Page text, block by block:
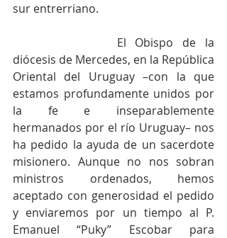
sur entrerriano.
diócesis de Mercedes, en la República
Oriental del Uruguay –con la que
estamos profundamente unidos por
la fe e inseparablemente
hermanados por el río Uruguay– nos
ha pedido la ayuda de un sacerdote
misionero. Aunque no nos sobran
ministros ordenados, hemos
aceptado con generosidad el pedido
y enviaremos por un tiempo al P.
Emanuel “Puky” Escobar para